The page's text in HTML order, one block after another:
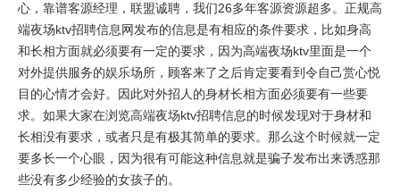
心，靠谱客源经理，联盟诚聘，我们26多年客源资源超多。正规高
端夜场ktv招聘信息网发布的信息是有相应的条件要求，比如身高
和长相方面就必须要有一定的要求，因为高端夜场ktv里面是一个
对外提供服务的娱乐场所，顾客来了之后肯定要看到令自己赏心悦
目的心情才会好。因此对外招人的身材长相方面必须要有一些要
求。如果大家在浏览高端夜场ktv招聘信息的时候发现对于身材和
长相没有要求，或者只是有极其简单的要求。那么这个时候就一定
要多长一个心眼，因为很有可能这种信息就是骗子发布出来诱惑那
些没有多少经验的女孩子的。